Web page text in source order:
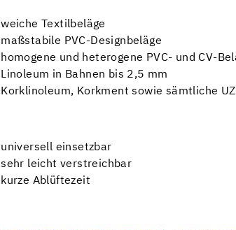
weiche Textilbeläge
maßstabile PVC-Designbeläge
homogene und heterogene PVC- und CV-
Linoleum in Bahnen bis 2,5 mm
Korklinoleum, Korkment sowie sämtliche
universell einsetzbar
sehr leicht verstreichbar
kurze Ablüftezeit